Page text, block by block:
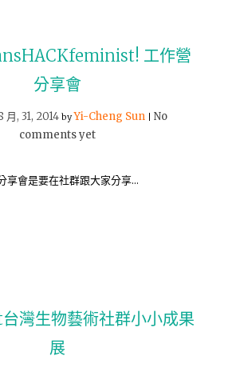
工作營
分享會
月, 31, 2014 byYi-Cheng Sun
No
comments yet
享會是要在社群跟大家分享…
灣生物藝術社群小小成果
展